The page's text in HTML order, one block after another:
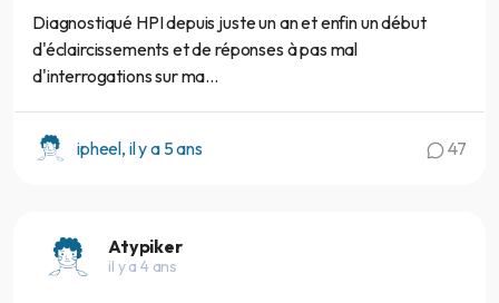
Diagnostiqué HPI depuis juste un an et enfin un début
d'éclaircissements et de réponses à pas mal
d'interrogations sur ma...
ipheel, il y a 5 ans 47
Atypiker
il y a 4 ans